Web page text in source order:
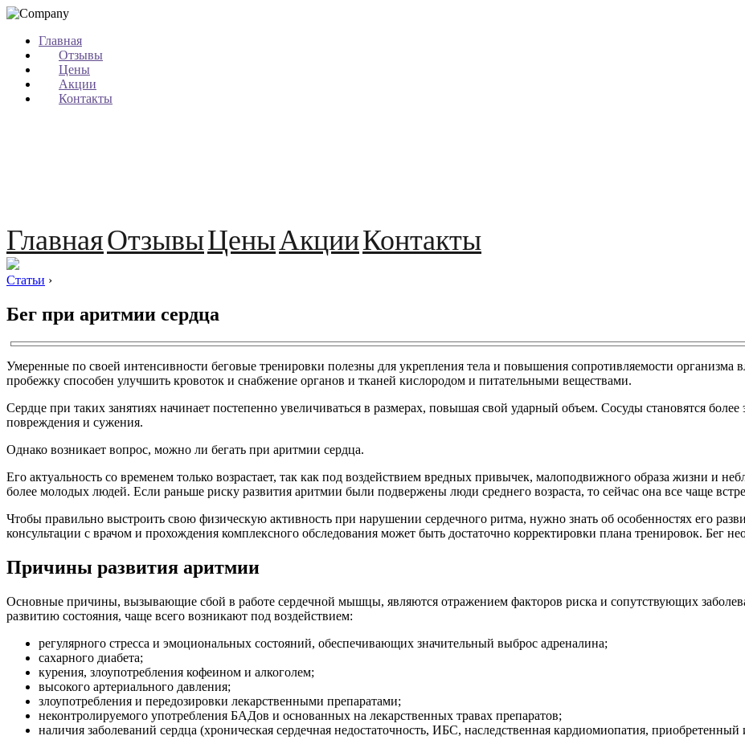
Главная
Отзывы
Цены
Акции
Контакты
ГлавнаяОтзывыЦеныАкцииКонтакты
Статьи ›
Бег при аритмии сердца
Умеренные по своей интенсивности беговые тренировки полезны для укрепления тела и повышения сопротивляемости
пробежку способен улучшить кровоток и снабжение органов и тканей кислородом и питательными веществами.
Сердце при таких занятиях начинает постепенно увеличиваться в размерах, повышая свой ударный объем. Сосуды становятся
повреждения и сужения.
Однако возникает вопрос, можно ли бегать при аритмии сердца.
Его актуальность со временем только возрастает, так как под воздействием вредных привычек, малоподвижного образа жизни и
более молодых людей. Если раньше риску развития аритмии были подвержены люди среднего возраста, то сейчас она все чаще
Чтобы правильно выстроить свою физическую активность при нарушении сердечного ритма, нужно знать об особенностях его
консультации с врачом и прохождения комплексного обследования может быть достаточно корректировки плана тренировок. Бег
Причины развития аритмии
Основные причины, вызывающие сбой в работе сердечной мышцы, являются отражением факторов риска и сопутствующих
развитию состояния, чаще всего возникают под воздействием:
регулярного стресса и эмоциональных состояний, обеспечивающих значительный выброс адреналина;
сахарного диабета;
курения, злоупотребления кофеином и алкоголем;
высокого артериального давления;
злоупотребления и передозировки лекарственными препаратами;
неконтролируемого употребления БАДов и основанных на лекарственных травах препаратов;
наличия заболеваний сердца (хроническая сердечная недостаточность, ИБС, наследственная кардиомиопатия,